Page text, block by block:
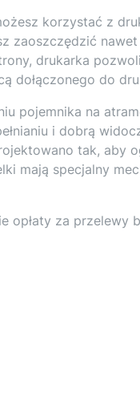
korzystać z
zaoszczędzić
drukarka
dołączonego do
pojemnika na
i dobrą
tak, aby
mają specjalny
opłaty za przelewy